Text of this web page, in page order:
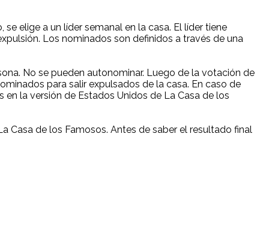
elige a un líder semanal en la casa. El líder tiene
Los nominados son definidos a través de una
No se pueden autonominar. Luego de la votación de
para salir expulsados de la casa. En caso de
la versión de Estados Unidos de La Casa de los
Casa de los Famosos. Antes de saber el resultado final